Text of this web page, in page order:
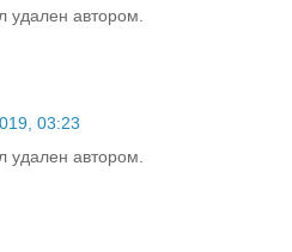
удален автором.
03:23
удален автором.